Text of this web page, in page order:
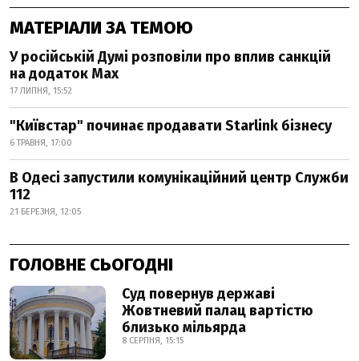
МАТЕРІАЛИ ЗА ТЕМОЮ
У російській Думі розповіли про вплив санкцій
на додаток Мах
17 ЛИПНЯ, 15:52
"Київстар" починає продавати Starlink бізнесу
6 ТРАВНЯ, 17:00
В Одесі запустили комунікаційний центр Служби
112
21 БЕРЕЗНЯ, 12:05
ГОЛОВНЕ СЬОГОДНІ
Суд повернув державі
Жовтневий палац вартістю
близько мільярда
8 СЕРПНЯ, 15:15